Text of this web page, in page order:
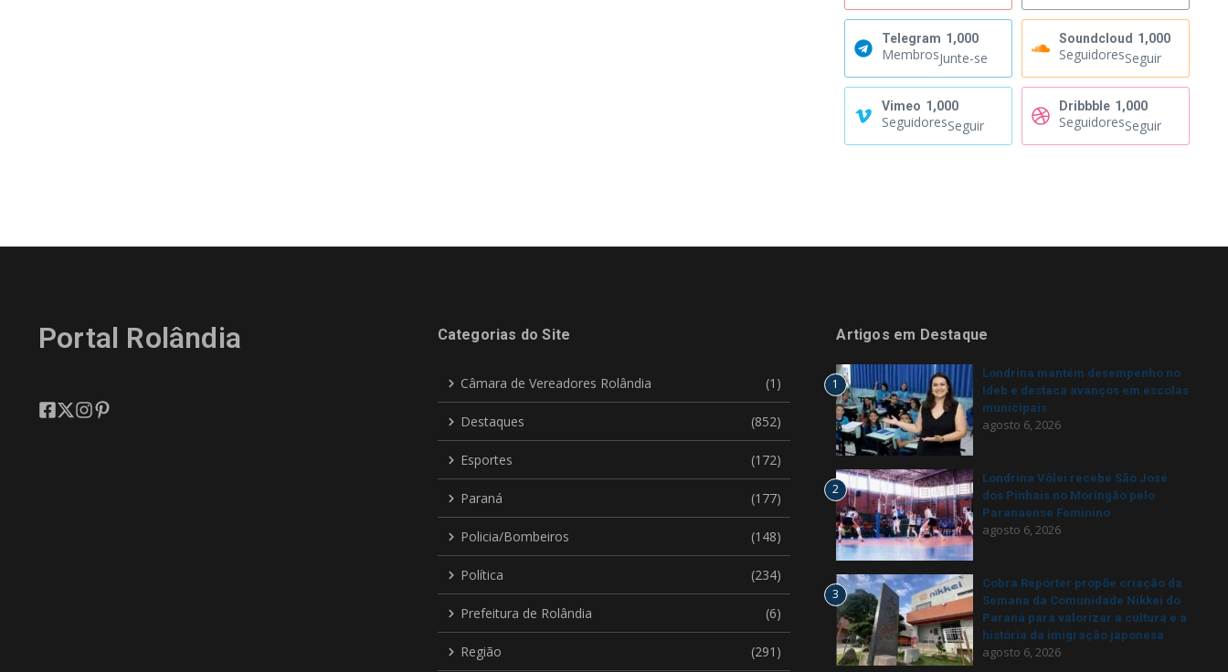
Telegram 1,000
MembrosJunte-se
Soundcloud 1,000
SeguidoresSeguir
Vimeo 1,000
SeguidoresSeguir
Dribbble 1,000
SeguidoresSeguir
Portal Rolândia Categorias do Site
Câmara de Vereadores Rolândia (1)
Destaques (852)
Esportes (172)
Paraná (177)
Policia/Bombeiros (148)
Política (234)
Prefeitura de Rolândia (6)
Região (291)
Artigos em Destaque
1
Londrina mantém desempenho no
Ideb e destaca avanços em escolas
municipais
agosto 6, 2026
2
Londrina Vôlei recebe São José
dos Pinhais no Moringão pelo
Paranaense Feminino
agosto 6, 2026
3
Cobra Repórter propõe criação da
Semana da Comunidade Nikkei do
Paraná para valorizar a cultura e a
história da imigração japonesa
agosto 6, 2026